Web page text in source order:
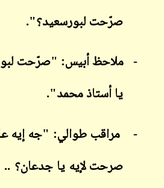
صرّحت لبورسعيد؟".
-
يا أستاذ محمد".
- مراقب طوالي: "جه إيه